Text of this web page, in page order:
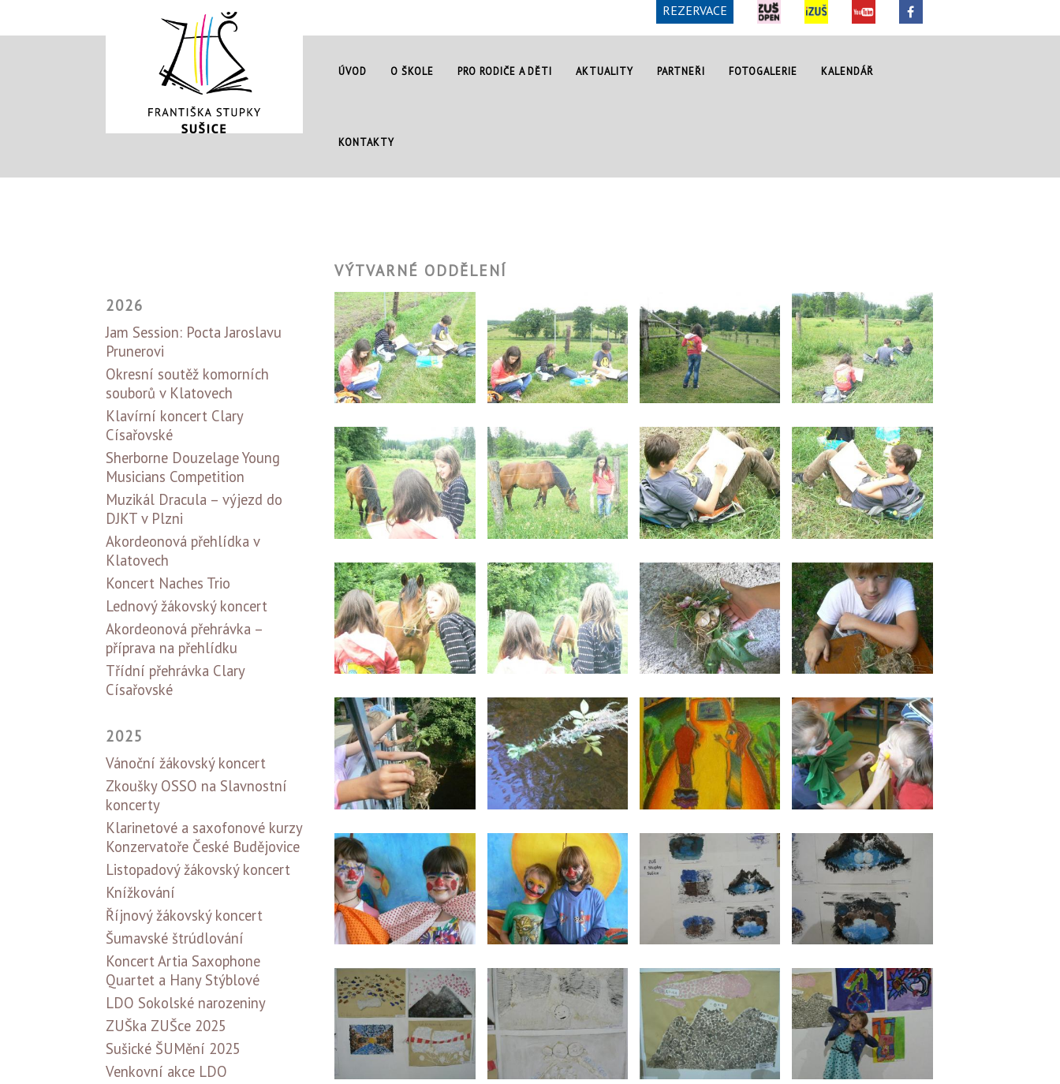
REZERVACE
ÚVOD O ŠKOLE PRO RODIČE A DĚTI AKTUALITY PARTNEŘI FOTOGALERIE KALENDÁŘ
KONTAKTY
VÝTVARNÉ ODDĚLENÍ
2026
Jam Session: Pocta Jaroslavu
Prunerovi
Okresní soutěž komorních
souborů v Klatovech
Klavírní koncert Clary
Císařovské
Sherborne Douzelage Young
Musicians Competition
Muzikál Dracula – výjezd do
DJKT v Plzni
Akordeonová přehlídka v
Klatovech
Koncert Naches Trio
Lednový žákovský koncert
Akordeonová přehrávka –
příprava na přehlídku
Třídní přehrávka Clary
Císařovské
2025
Vánoční žákovský koncert
Zkoušky OSSO na Slavnostní
koncerty
Klarinetové a saxofonové kurzy
Konzervatoře České Budějovice
Listopadový žákovský koncert
Knížkování
Říjnový žákovský koncert
Šumavské štrúdlování
Koncert Artia Saxophone
Quartet a Hany Stýblové
LDO Sokolské narozeniny
ZUŠka ZUŠce 2025
Sušické ŠUMění 2025
Venkovní akce LDO